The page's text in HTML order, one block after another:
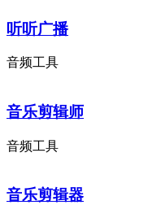
听听广播
音频工具
音乐剪辑师
音频工具
音乐剪辑器